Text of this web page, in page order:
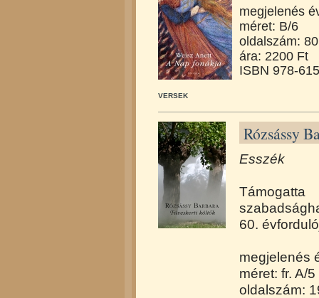
megjelenés
méret: B/6
oldalszám: 80
ára: 2200 Ft
ISBN 978-
VERSEK
Rózsássy
Esszék
60.
megjelenés
méret: fr. A/5
oldalszám: